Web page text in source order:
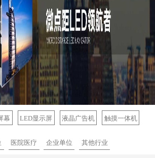
解决方案
服务中心
关于我们
联系我们
幕 LED显示屏 液晶广告机 触摸一体机
医院医疗 企业单位 其他行业